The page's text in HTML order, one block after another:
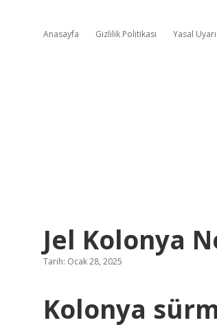
Anasayfa Gizlilik Politikası Yasal Uyarı
Jel Kolonya
Tarih: Ocak 28, 2025
Kolonya